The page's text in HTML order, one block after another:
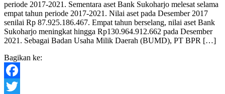
4
Penghargaan
Sebagai
TOP
BPR
periode 2017-2021. Sementara aset Bank Sukoharjo melesat selama
empat tahun periode 2017-2021. Nilai aset pada Desember 2017
senilai Rp 87.925.186.467. Empat tahun berselang, nilai aset Bank
Sukoharjo meningkat hingga Rp130.964.912.662 pada Desember
2021. Sebagai Badan Usaha Milik Daerah (BUMD), PT BPR […]
Bagikan ke:
Facebook